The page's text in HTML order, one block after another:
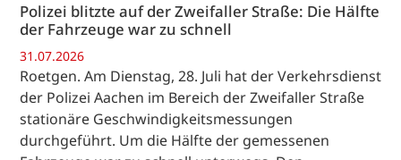
Polizei blitzte auf der Zweifaller Straße: Die Hälfte
der Fahrzeuge war zu schnell
31.07.2026
Roetgen. Am Dienstag, 28. Juli hat der Verkehrsdienst
der Polizei Aachen im Bereich der Zweifaller Straße
stationäre Geschwindigkeitsmessungen
durchgeführt. Um die Hälfte der gemessenen